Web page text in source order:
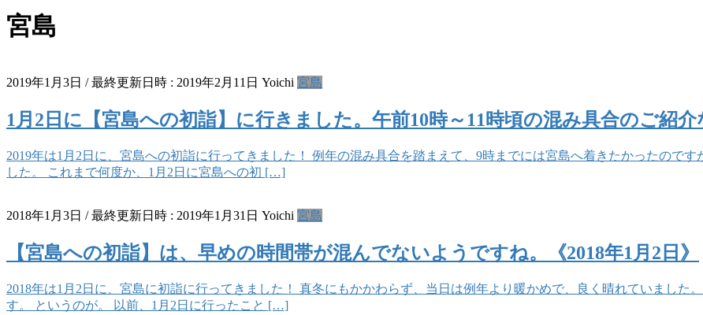
宮島
2019年1月3日 / 最終更新日時 : 2019年2月11日 Yoichi 宮島
1月2日に【宮島への初詣】に行きました。午前10時～11時頃の混み具合のご紹介
2019年は1月2日に、宮島への初詣に行ってきました！ 例年の混み具合を踏まえて、9時までには宮島へ着きたかったので
した。 これまで何度か、1月2日に宮島への初 […]
2018年1月3日 / 最終更新日時 : 2019年1月31日 Yoichi 宮島
【宮島への初詣】は、早めの時間帯が混んでないようですね。《2018年1月2日》
2018年は1月2日に、宮島に初詣に行ってきました！ 真冬にもかかわらず、当日は例年より暖かめで、良く晴れていました
す。 というのが。 以前、1月2日に行ったこと […]